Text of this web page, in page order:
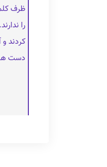
ظرف
را
کردند
دست